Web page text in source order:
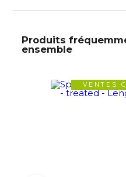
Produits
ensemble
VENTES